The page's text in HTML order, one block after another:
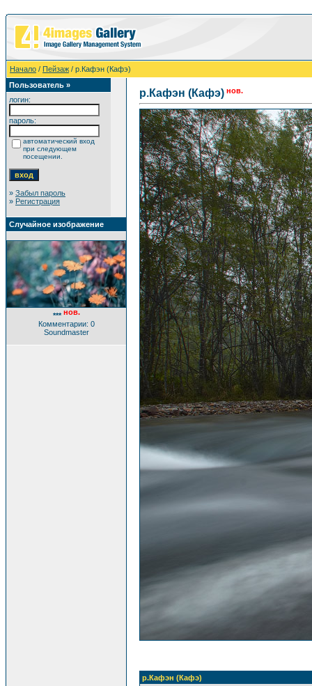
Начало / Пейзаж / р.Кафэн (Кафэ)
Пользователь »
логин:
пароль:
автоматический вход
при следующем
посещении.
» Забыл пароль
» Регистрация
Случайное изображение
*** нов.
Комментарии: 0
Soundmaster
р.Кафэн (Кафэ) нов.
р.Кафэн (Кафэ)